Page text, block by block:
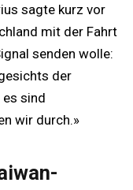
sagte kurz vor
mit der Fahrt
senden wolle:
der
sind
wir durch.»